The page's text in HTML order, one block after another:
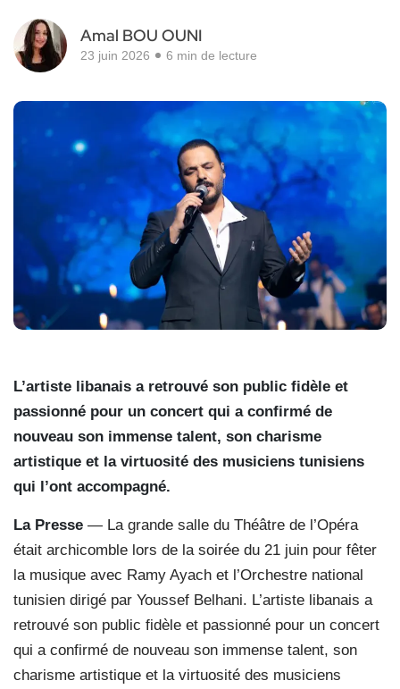
Amal BOU OUNI
23 juin 2026 6 min de lecture
L’artiste libanais a retrouvé son public fidèle et
passionné pour un concert qui a confirmé de
nouveau son immense talent, son charisme
artistique et la virtuosité des musiciens tunisiens
qui l’ont accompagné.
La Presse — La grande salle du Théâtre de l’Opéra
était archicomble lors de la soirée du 21 juin pour fêter
la musique avec Ramy Ayach et l’Orchestre national
tunisien dirigé par Youssef Belhani. L’artiste libanais a
retrouvé son public fidèle et passionné pour un concert
qui a confirmé de nouveau son immense talent, son
charisme artistique et la virtuosité des musiciens